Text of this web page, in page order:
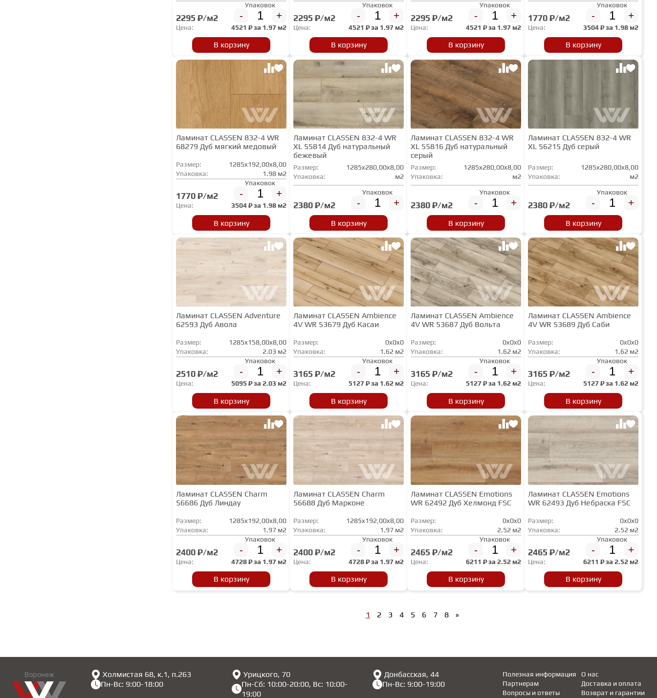
2295 ₽/м2
Упаковок
- +
Цена: 4521₽ за 1.97 м2
В корзину
2295 ₽/м2
Упаковок
- +
Цена: 4521₽ за 1.97 м2
В корзину
2295 ₽/м2
Упаковок
- +
Цена: 4521₽ за 1.97 м2
В корзину
1770 ₽/м2
Упаковок
- +
Цена: 3504₽ за 1.98 м2
В корзину
Ламинат CLASSEN 832-4 WR
68279 Дуб мягкий медовый
Размер:
1285x192,00x8,00
Упаковка:
1.98 м2
1770 ₽/м2
Упаковок
- +
Цена: 3504₽ за 1.98 м2
В корзину
Ламинат CLASSEN 832-4 WR
XL 55814 Дуб натуральный
бежевый
Размер:
1285x280,00x8,00
Упаковка:
м2
2380 ₽/м2
Упаковок
- +
В корзину
Ламинат CLASSEN 832-4 WR
XL 55816 Дуб натуральный
серый
Размер:
1285x280,00x8,00
Упаковка:
м2
2380 ₽/м2
Упаковок
- +
В корзину
Ламинат CLASSEN 832-4 WR
XL 56215 Дуб серый
Размер:
1285x280,00x8,00
Упаковка:
м2
2380 ₽/м2
Упаковок
- +
В корзину
Ламинат CLASSEN Adventure
62593 Дуб Авола
Размер:
1285x158,00x8,00
Упаковка:
2.03 м2
2510 ₽/м2
Упаковок
- +
Цена: 5095₽ за2.03 м2
В корзину
Ламинат CLASSEN Ambience
4V WR 53679 Дуб Касаи
Размер:
0x0x0
Упаковка:
1.62 м2
3165 ₽/м2
Упаковок
- +
Цена: 5127₽ за 1.62 м2
В корзину
Ламинат CLASSEN Ambience
4V WR 53687 Дуб Вольта
Размер:
0x0x0
Упаковка:
1.62 м2
3165 ₽/м2
Упаковок
- +
Цена: 5127₽ за 1.62 м2
В корзину
Ламинат CLASSEN Ambience
4V WR 53689 Дуб Саби
Размер:
0x0x0
Упаковка:
1.62 м2
3165 ₽/м2
Упаковок
- +
Цена: 5127₽ за 1.62 м2
В корзину
Ламинат CLASSEN Charm
56686 Дуб Линдау
Размер:
1285x192,00x8,00
Упаковка:
1.97 м2
2400 ₽/м2
Упаковок
- +
Цена: 4728₽ за 1.97 м2
В корзину
Ламинат CLASSEN Charm
56688 Дуб Марконе
Размер:
1285x192,00x8,00
Упаковка:
1.97 м2
2400 ₽/м2
Упаковок
- +
Цена: 4728₽ за 1.97 м2
В корзину
Ламинат CLASSEN Emotions
WR 62492 Дуб Хелмонд FSC
Размер:
0x0x0
Упаковка:
2.52 м2
2465 ₽/м2
Упаковок
- +
Цена: 6211₽ за2.52 м2
В корзину
Ламинат CLASSEN Emotions
WR 62493 Дуб Небраска FSC
Размер:
0x0x0
Упаковка:
2.52 м2
2465 ₽/м2
Упаковок
- +
Цена: 6211₽ за2.52 м2
В корзину
1 2 3 4 5 6 7 8 »
Воронеж
Холмистая 68, к.1, п.263
Пн-Вс: 9:00-18:00
Урицкого, 70
Пн-Сб: 10:00-20:00, Вс: 10:00-
19:00
Донбасская, 44
Пн-Вс: 9:00-19:00
Полезная информация
Партнерам
Вопросы и ответы
Доставка и оплата
Возврат и гарантии
О нас